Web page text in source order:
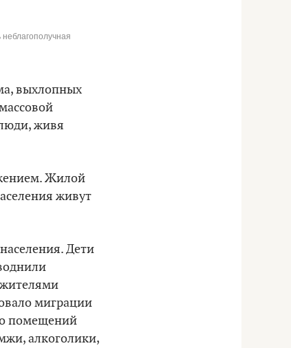
выхлопных
живя
Жилой
живут
Дети
миграции
помещений
алкоголики,